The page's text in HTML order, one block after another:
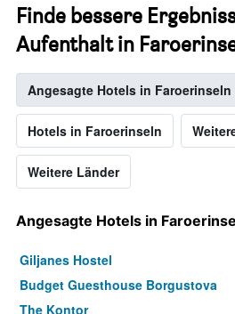
Finde bessere
Aufenthalt in
Angesagte Hotels in Faroerinseln
Hotels in Faroerinseln
Weitere Länder
Angesagte Hotels in
Giljanes Hostel
Budget Guesthouse Borgustova
The Kontor